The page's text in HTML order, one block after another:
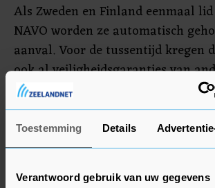
Toestemming Details
Verantwoord gebruik van uw gegevens
Als Zweden en Finland eenmaal
NAVO worden ze automatisch
aanval. Voor de tussentijd kregen
ook al veiligheidsgaranties van
leden, waaronder de Verenigde